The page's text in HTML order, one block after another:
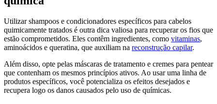
Utilizar shampoos e condicionadores específicos para cabelos
quimicamente tratados é outra dica valiosa para recuperar os fios que
estão comprometidos. Eles contêm ingredientes, como vitaminas,
aminoácidos e queratina, que auxiliam na reconstrução capilar.
Além disso, opte pelas máscaras de tratamento e cremes para pentear
que contenham os mesmos princípios ativos. Ao usar uma linha de
produtos específicos, você potencializa os efeitos desejados e
recupera logo os danos causados pelo uso de químicas.